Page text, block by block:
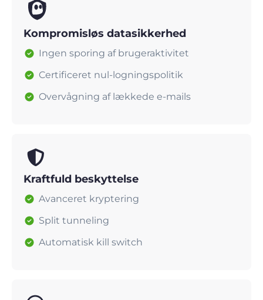
Kompromisløs datasikkerhed
Ingen sporing af brugeraktivitet
Certificeret nul-logningspolitik
Overvågning af lækkede e-mails
Kraftfuld beskyttelse
Avanceret kryptering
Split tunneling
Automatisk kill switch